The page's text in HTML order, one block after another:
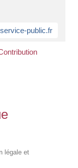
légale et